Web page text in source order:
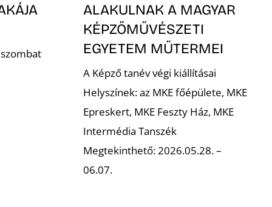
ALAKULNAK A MAGYAR
KÉPZŐMŰVÉSZETI
EGYETEM MŰTERMEI
A Képző tanév végi kiállításai
Helyszínek: az MKE főépülete, MKE
Epreskert, MKE Feszty Ház, MKE
Intermédia Tanszék
Megtekinthető: 2026.05.28. –
06.07.